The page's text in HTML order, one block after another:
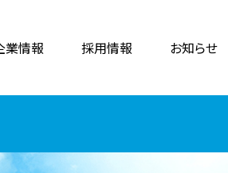
業情報 採用情報 お知らせ